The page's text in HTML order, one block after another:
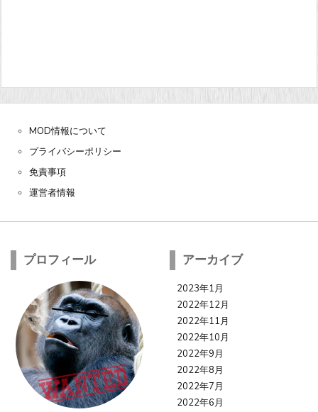
MOD情報について
プライバシーポリシー
免責事項
運営者情報
プロフィール アーカイブ
2023年1月
2022年12月
2022年11月
2022年10月
2022年9月
2022年8月
2022年7月
2022年6月